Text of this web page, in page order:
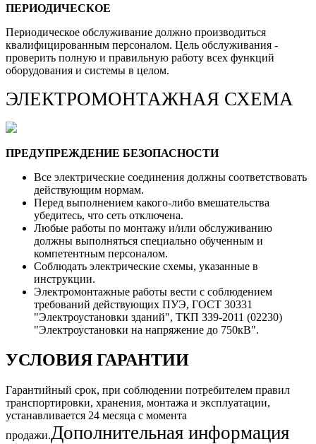
ПЕРИОДИЧЕСКОЕ
Периодическое обслуживание должно производиться
квалифицированным персоналом. Цель обслуживания -
проверить полную и правильную работу всех функций
оборудования и системы в целом.
ЭЛЕКТРОМОНТАЖНАЯ СХЕМА
ПРЕДУПРЕЖДЕНИЕ БЕЗОПАСНОСТИ
Все электрические соединения должны соответствовать
действующим нормам.
Перед выполнением какого-либо вмешательства
убедитесь, что сеть отключена.
Любые работы по монтажу и/или обслуживанию
должны выполняться специально обученным и
компетентным персоналом.
Соблюдать электрические схемы, указанные в
инструкции.
Электромонтажные работы вести с соблюдением
требований действующих ПУЭ, ГОСТ 30331
"Электроустановки зданий", ТКП 339-2011 (02230)
"Электроустановки на напряжение до 750кВ".
УСЛОВИЯ ГАРАНТИИ
Гарантийный срок, при соблюдении потребителем правил
транспортировки, хранения, монтажа и эксплуатации,
устанавливается 24 месяца с момента
продажи.Дополнительная информация